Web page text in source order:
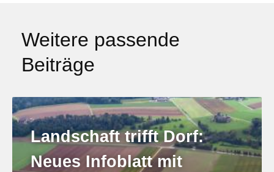
Weitere passende
Beiträge
Landschaft trifft Dorf:
Neues Infoblatt mit